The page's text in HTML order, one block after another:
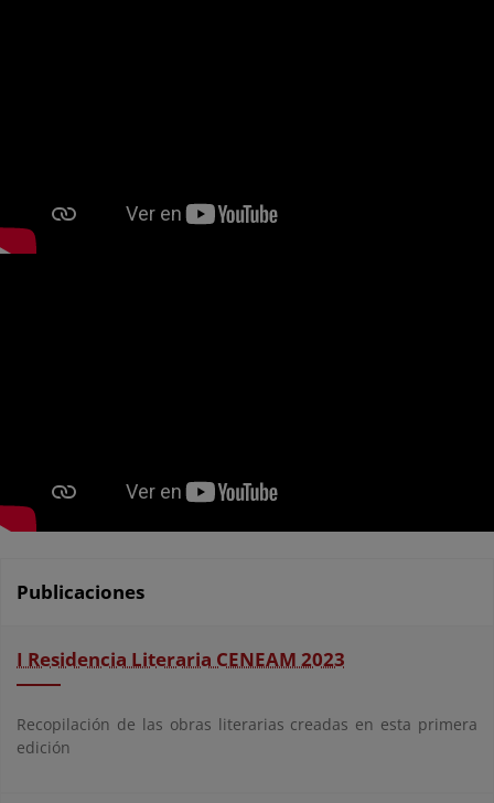
Publicaciones
I Residencia Literaria CENEAM 2023
Recopilación de las obras literarias creadas en esta primera
edición